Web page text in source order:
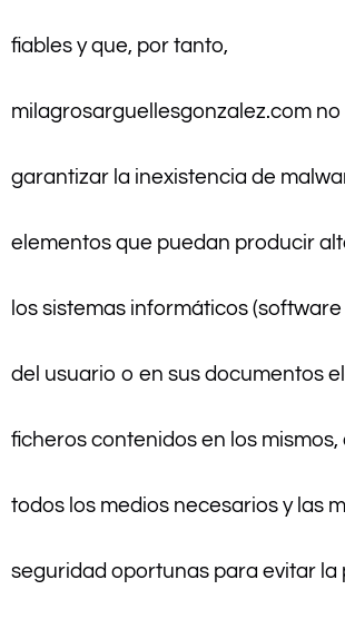
fiables y que, por tanto,
milagrosarguellesgonzalez.com
garantizar la inexistencia de
elementos que puedan producir
los sistemas informáticos
del usuario o en sus documentos
ficheros contenidos en los
todos los medios necesarios y las
seguridad oportunas para evitar la